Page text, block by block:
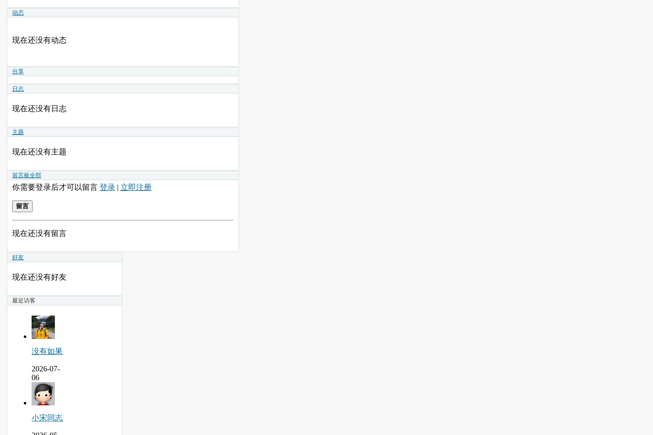
动态
现在还没有动态
分享
日志
现在还没有日志
主题
现在还没有主题
留言板全部
你需要登录后才可以留言 登录 | 立即注册
留言
现在还没有留言
好友
现在还没有好友
最近访客
没有如果
2026-07-
06
小宋同志